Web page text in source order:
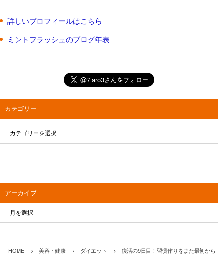
詳しいプロフィールはこちら
ミントフラッシュのブログ年表
カテゴリー
アーカイブ
HOME 美容・健康 ダイエット 復活の9日目！習慣作りをまた最初か